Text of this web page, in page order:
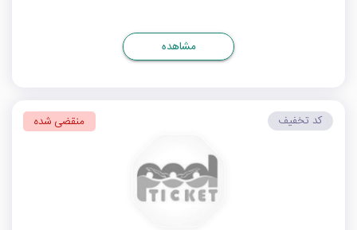
مشاهده
کد تخفیف منقضی شده